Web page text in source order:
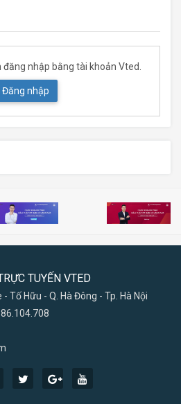
đăng nhập bằng tài khoản Vted.
Đăng nhập
TUYẾN VTED
Tố Hữu - Q. Hà Đông - Tp. Hà Nội